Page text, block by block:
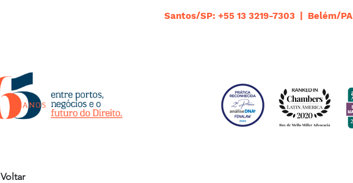
Santos/SP: +55 13 3219-7303 | Belém/